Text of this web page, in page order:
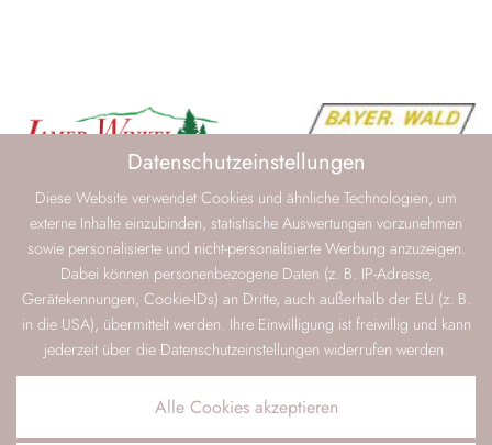
Datenschutzeinstellungen
Diese Website verwendet Cookies und ähnliche Technologien, um
externe Inhalte einzubinden, statistische Auswertungen vorzunehmen
sowie personalisierte und nicht-personalisierte Werbung anzuzeigen.
Dabei können personenbezogene Daten (z. B. IP-Adresse,
Gerätekennungen, Cookie-IDs) an Dritte, auch außerhalb der EU (z. B.
in die USA), übermittelt werden. Ihre Einwilligung ist freiwillig und kann
jederzeit über die Datenschutzeinstellungen widerrufen werden.
Alle Cookies akzeptieren